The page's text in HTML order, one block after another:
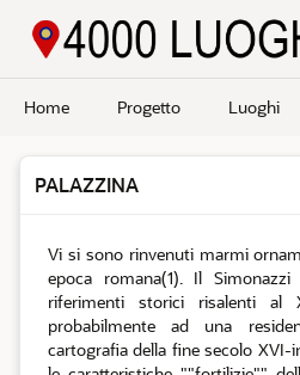
Home Progetto Luoghi
PALAZZINA
Vi si sono rinvenuti marmi
epoca romana(1). Il
riferimenti storici risalenti al
probabilmente ad una
cartografia della fine secolo XVI-